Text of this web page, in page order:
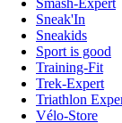
Sneak'In
Sneakids
Sport is good
Training-Fit
Trek-Expert
Triathlon
Vélo-Store